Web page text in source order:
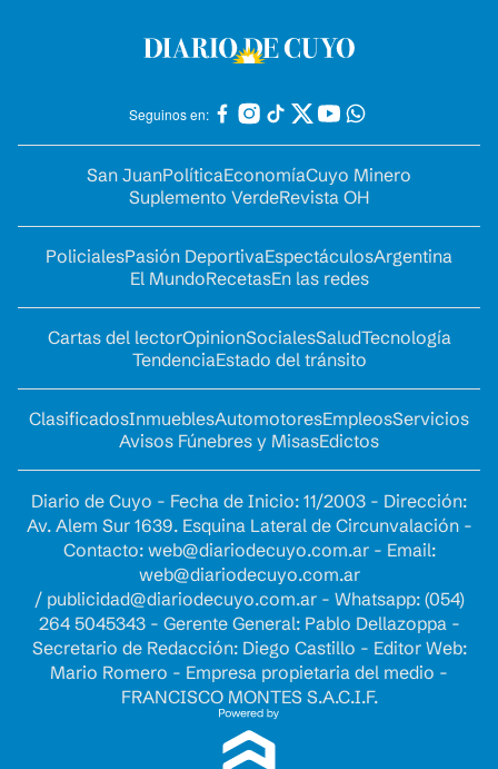
Seguinos en:
San JuanPolíticaEconomíaCuyo Minero
Suplemento VerdeRevista OH
PolicialesPasión DeportivaEspectáculosArgentina
El MundoRecetasEn las redes
Cartas del lectorOpinionSocialesSaludTecnología
TendenciaEstado del tránsito
ClasificadosInmueblesAutomotoresEmpleosServicios
Avisos Fúnebres y MisasEdictos
Diario de Cuyo - Fecha de Inicio: 11/2003 - Dirección:
Av. Alem Sur 1639. Esquina Lateral de Circunvalación -
Contacto: web@diariodecuyo.com.ar- Email:
web@diariodecuyo.com.ar
/ publicidad@diariodecuyo.com.ar- Whatsapp: (054)
264 5045343 - Gerente General: Pablo Dellazoppa -
Secretario de Redacción: Diego Castillo - Editor Web:
Mario Romero - Empresa propietaria del medio -
FRANCISCO MONTES S.A.C.I.F.